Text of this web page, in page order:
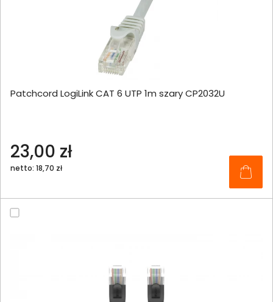
Patchcord LogiLink CAT 6 UTP 1m szary CP2032U
23,00 zł
netto: 18,70 zł